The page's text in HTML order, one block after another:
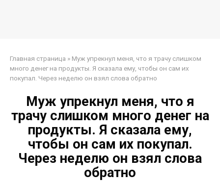
Главная страница » Муж упрекнул меня, что я трачу слишком
много денег на продукты. Я сказала ему, чтобы он сам их
покупал. Через неделю он взял слова обратно
Муж упрекнул меня, что я
трачу слишком много денег на
продукты. Я сказала ему,
чтобы он сам их покупал.
Через неделю он взял слова
обратно